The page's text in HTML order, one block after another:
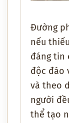
Đường
nếu
đáng tin
độc đáo
và theo
người
thể tạo